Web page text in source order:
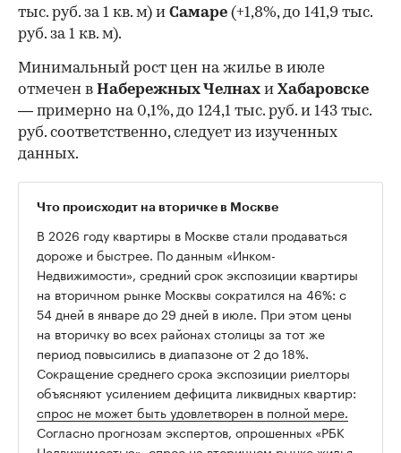
тыс. руб. за 1 кв. м) и Самаре (+1,8%, до 141,9 тыс.
руб. за 1 кв. м).
Минимальный рост цен на жилье в июле
отмечен в Набережных Челнах и Хабаровске
— примерно на 0,1%, до 124,1 тыс. руб. и 143 тыс.
руб. соответственно, следует из изученных
данных.
Что происходит на вторичке в Москве
В 2026 году квартиры в Москве стали продаваться
дороже и быстрее. По данным «Инком-
Недвижимости», средний срок экспозиции квартиры
на вторичном рынке Москвы сократился на 46%: с
54 дней в январе до 29 дней в июле. При этом цены
на вторичку во всех районах столицы за тот же
период повысились в диапазоне от 2 до 18%.
Сокращение среднего срока экспозиции риелторы
объясняют усилением дефицита ликвидных квартир:
спрос не может быть удовлетворен в полной мере.
Согласно прогнозам экспертов, опрошенных «РБК